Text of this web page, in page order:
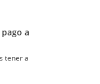
a
tener a